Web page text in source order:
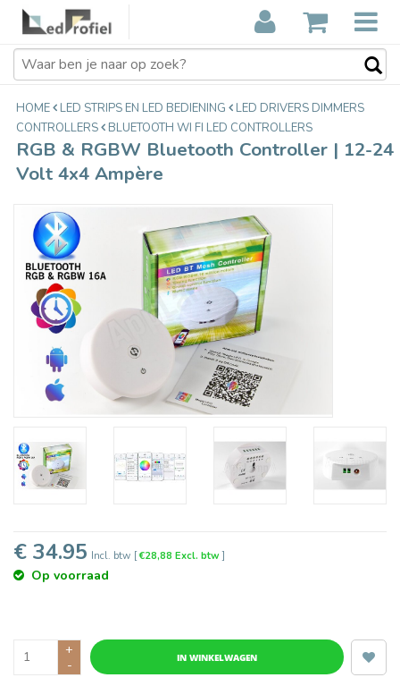
RGB & RGBW Bluetooth Controller |
12-24 Volt 4x4 Ampère
€34,95
HOME LED STRIPS EN LED BEDIENING
LED DRIVERS DIMMERS
CONTROLLERS
BLUETOOTH WI FI LED CONTROLLERS
RGB & RGBW Bluetooth Controller | 12-24
Volt 4x4 Ampère
€ 34.95 Incl. btw [€28,88 Excl. btw]
Op voorraad
+
-
IN WINKELWAGEN